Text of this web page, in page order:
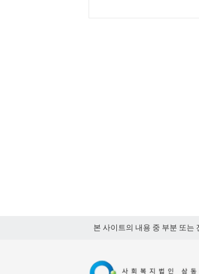
본 사이트의 내용 중 부분 또는